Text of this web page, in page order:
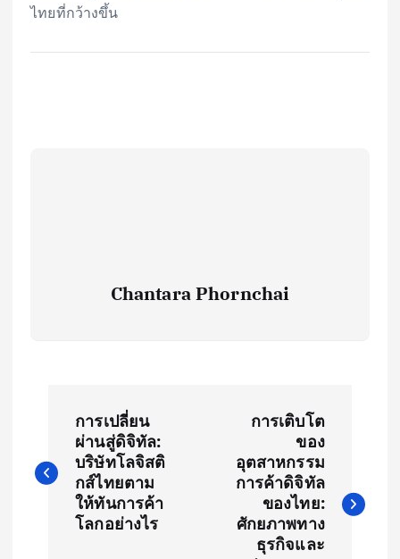
ไทยที่กว้างขึ้น
Chantara Phornchai
o
s
การเปลี่ยน
ผ่านสู่ดิจิทัล:
บริษัทโลจิสติ
กส์ไทยตาม
ให้ทันการค้า
โลกอย่างไร
การเติบโต
ของ
อุตสาหกรรม
การค้าดิจิทัล
ของไทย:
ศักยภาพทาง
ธุรกิจและ